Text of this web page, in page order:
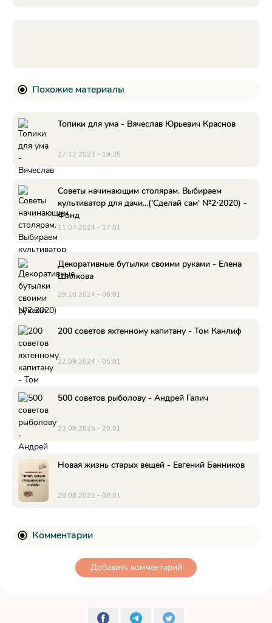
Похожие материалы
Топики для ума - Вячеслав Юрьевич Краснов
27.12.2023 - 19:35
Советы начинающим столярам. Выбираем
культиватор для дачи...('Сделай сам' №2∙2020) -
Фонд
11.07.2024 - 17:01
Декоративные бутылки своими руками - Елена
Шилкова
29.10.2024 - 06:01
200 советов яхтенному капитану - Том Канлиф
22.09.2024 - 05:01
500 советов рыболову - Андрей Галич
23.09.2025 - 20:01
Новая жизнь старых вещей - Евгений Банников
28.08.2025 - 08:01
Комментарии
Добавить комментарий